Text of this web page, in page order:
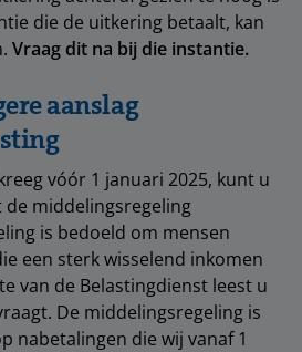
die de uitkering betaalt, kan
Vraag dit na bij die instantie.
aanslag
vóór 1 januari 2025, kunt u
middelingsregeling
is bedoeld om mensen
een sterk wisselend inkomen
van de Belastingdienst leest u
De middelingsregeling is
nabetalingen die wij vanaf 1